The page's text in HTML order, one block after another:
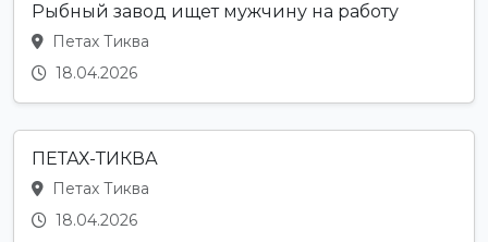
Рыбный завод ищет мужчину на работу
Петах Тиква
18.04.2026
ПЕТАХ-ТИКВА
Петах Тиква
18.04.2026